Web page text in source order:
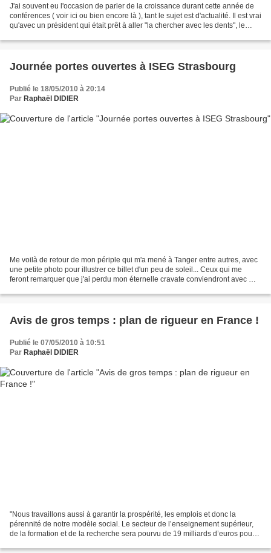
J'ai souvent eu l'occasion de parler de la croissance durant cette année de
conférences ( voir ici ou bien encore là ), tant le sujet est d'actualité. Il est vrai
qu'avec un président qui était prêt à aller "la chercher avec les dents", le
Journée portes ouvertes à ISEG Strasbourg
Publié le 18/05/2010 à 20:14
Par Raphaël DIDIER
Me voilà de retour de mon périple qui m'a mené à Tanger entre autres, avec
une petite photo pour illustrer ce billet d'un peu de soleil... Ceux qui me
feront remarquer que j'ai perdu mon éternelle cravate conviendront avec moi
Avis de gros temps : plan de rigueur en France !
Publié le 07/05/2010 à 10:51
Par Raphaël DIDIER
"Nous travaillons aussi à garantir la prospérité, les emplois et donc la
pérennité de notre modèle social. Le secteur de l’enseignement supérieur,
de la formation et de la recherche sera pourvu de 19 milliards d’euros pour